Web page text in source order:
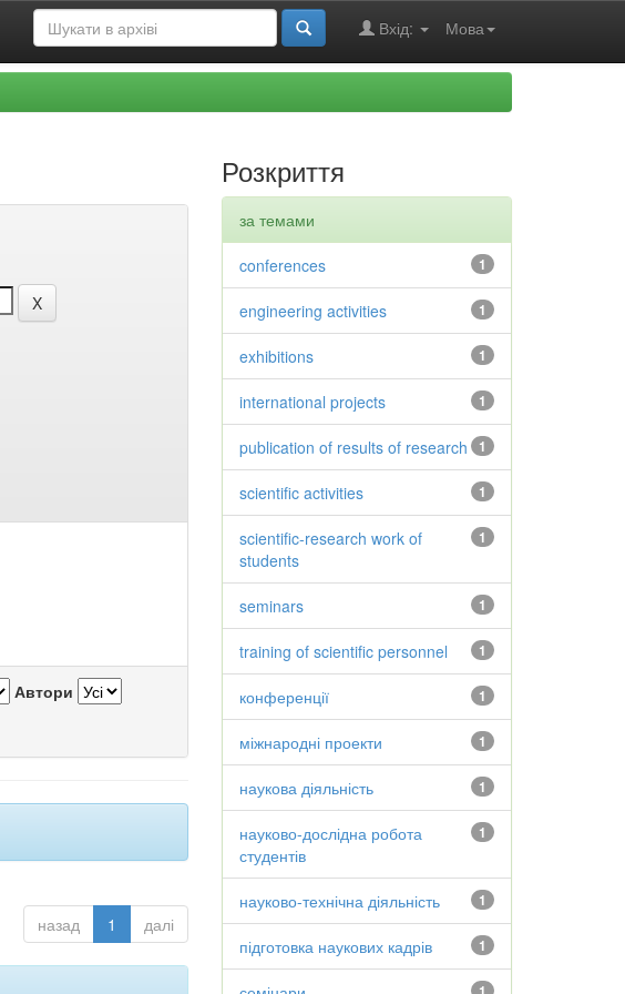
Мова
Вхід:
Автори
назад 1 далі
Розкриття
за темами
1
conferences
1
engineering activities
1
exhibitions
1
international projects
1
publication of results of research
1
scientific activities
1
scientific-research work of
students
1
seminars
1
training of scientific personnel
1
конференції
1
міжнародні проекти
1
наукова діяльність
1
науково-дослідна робота
студентів
1
науково-технічна діяльність
1
підготовка наукових кадрів